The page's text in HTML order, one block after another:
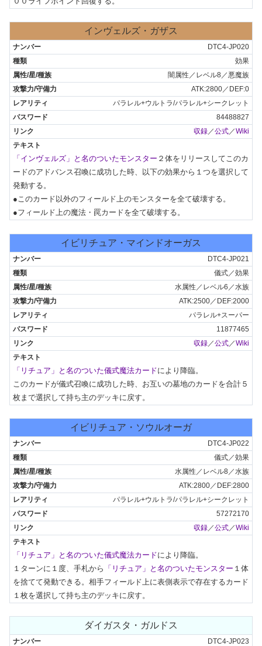
インヴェルズ・ガザス
DTC4-JP020
効果
闇属性／レベル8／悪魔族
ATK:2800／DEF:0
パラレル+ウルトラ/パラレル+シークレット
84488827
収録／公式／Wiki
「インヴェルズ」と名のついたモンスター ２体をリリースしてこのカ
ードのアドバンス召喚に成功した時、以下の効果から１つを選択して
発動する。
●このカード以外のフィールド上のモンスターを全て破壊する。
●フィールド上の魔法・罠カードを全て破壊する。
イビリチュア・マインドオーガス
DTC4-JP021
儀式／効果
水属性／レベル6／水族
ATK:2500／DEF:2000
パラレル+スーパー
11877465
収録 ／公式 ／Wiki
「リチュア」と名のついた儀式魔法カードにより降臨。
このカードが儀式召喚に成功した時、お互いの墓地のカードを合計５
枚まで選択して持ち主のデッキに戻す。
イビリチュア・ソウルオーガ
DTC4-JP022
儀式／効果
水属性／レベル8／水族
ATK:2800／DEF:2800
パラレル+ウルトラ/パラレル+シークレット
57272170
収録／公式／Wiki
「リチュア」と名のついた儀式魔法カードにより降臨。
１ターンに１度、手札から 「リチュア」と名のついたモンスター １体
を捨てて発動できる。相手フィールド上に表側表示で存在するカード
１枚を選択して持ち主のデッキに戻す。
ダイガスタ・ガルドス
DTC4-JP023